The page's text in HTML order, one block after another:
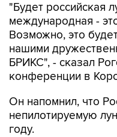
"Будет российская
международная -
Возможно, это
нашими
БРИКС", - сказал
конференции в
Он напомнил, что
непилотируемую
году.